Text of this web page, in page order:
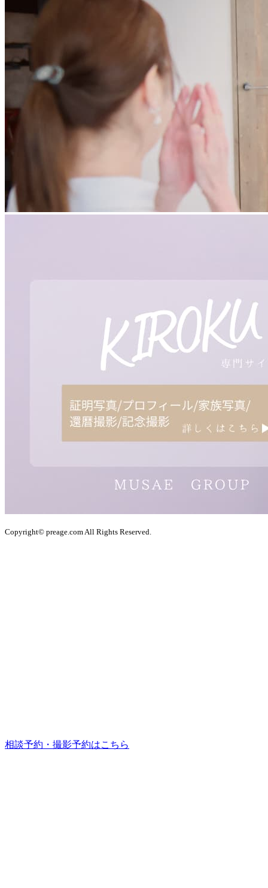
Copyright© preage.com All Rights Reserved.
相談予約・撮影予約はこちら